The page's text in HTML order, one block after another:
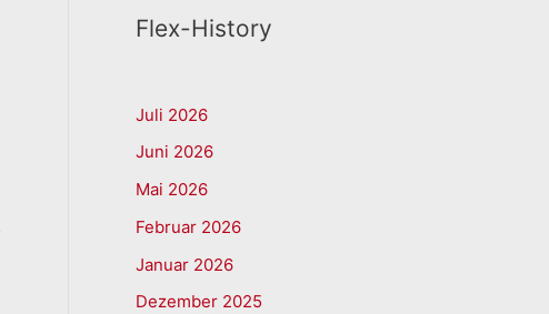
Flex-History
Juli 2026
Juni 2026
Mai 2026
Februar 2026
Januar 2026
Dezember 2025